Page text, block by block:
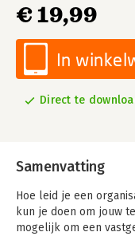
€ 19,99
In
Direct te
Samenvatting
Hoe leid je een
kun je doen om jouw
mogelijk om een